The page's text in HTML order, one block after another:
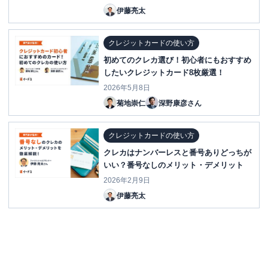
伊藤亮太
クレジットカードの使い方
初めてのクレカ選び！初心者にもおすすめ
したいクレジットカード8枚厳選！
2026年5月8日
菊地崇仁
深野康彦さん
クレジットカードの使い方
クレカはナンバーレスと番号ありどっちが
いい？番号なしのメリット・デメリット
2026年2月9日
伊藤亮太